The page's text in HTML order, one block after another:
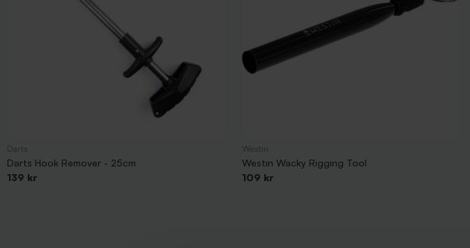
Darts Hook Remover - 25cm
139 kr
Westin Wacky Rigging Tool
109 kr